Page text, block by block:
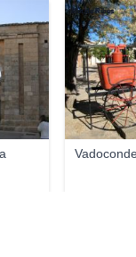
Met de Ribes